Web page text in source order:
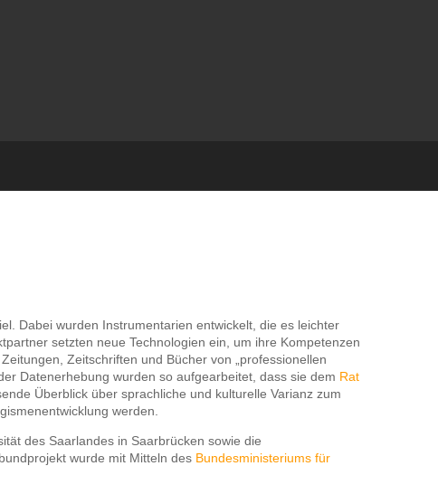
Dabei wurden Instrumentarien entwickelt, die es leichter
setzten neue Technologien ein, um ihre Kompetenzen
Zeitschriften und Bücher von „professionellen
Datenerhebung wurden so aufgearbeitet, dass sie dem Rat
Überblick über sprachliche und kulturelle Varianz zum
werden.
des Saarlandes in Saarbrücken sowie die
wurde mit Mitteln des Bundesministeriums für